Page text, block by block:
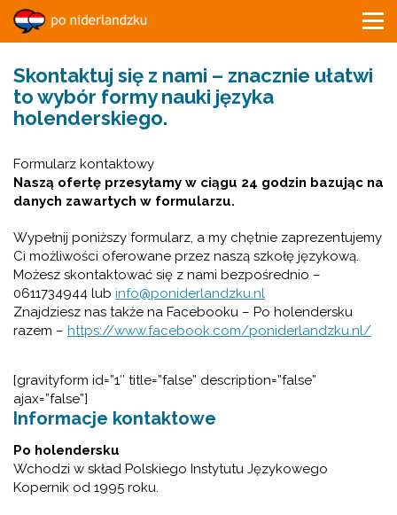
Skontaktuj się z nami – znacznie ułatwi
to wybór formy nauki języka
holenderskiego.
Formularz kontaktowy
Naszą ofertę przesyłamy w ciągu 24 godzin bazując na
danych zawartych w formularzu.
Wypełnij poniższy formularz, a my chętnie zaprezentujemy
Ci możliwości oferowane przez naszą szkołę językową.
Możesz skontaktować się z nami bezpośrednio –
0611734944 lub info@poniderlandzku.nl
Znajdziesz nas także na Facebooku – Po holendersku
razem – https://www.facebook.com/poniderlandzku.nl/
[gravityform id=”1″ title=”false” description=”false”
ajax=”false”]
Informacje kontaktowe
Po holendersku
Wchodzi w skład Polskiego Instytutu Językowego
Kopernik od 1995 roku.